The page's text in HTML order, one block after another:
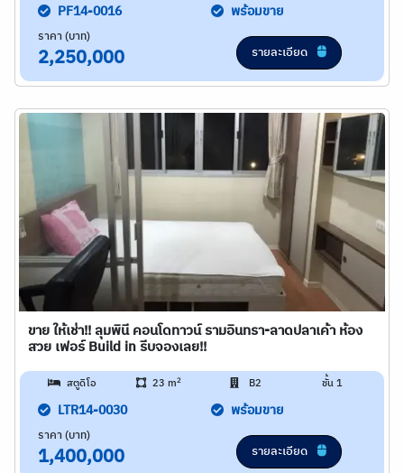
PF14-0016 พร้อมขาย
ราคา (บาท)
2,250,000 รายละเอียด
ขาย ให้เช่า!! ลุมพินี คอนโดทาวน์ รามอินทรา-ลาดปลาเค้า ห้อง
สวย เฟอร์ Build in รีบจองเลย!!
สตูดิโอ 23 m2 B2 ชั้น 1
LTR14-0030 พร้อมขาย
ราคา (บาท)
1,400,000 รายละเอียด